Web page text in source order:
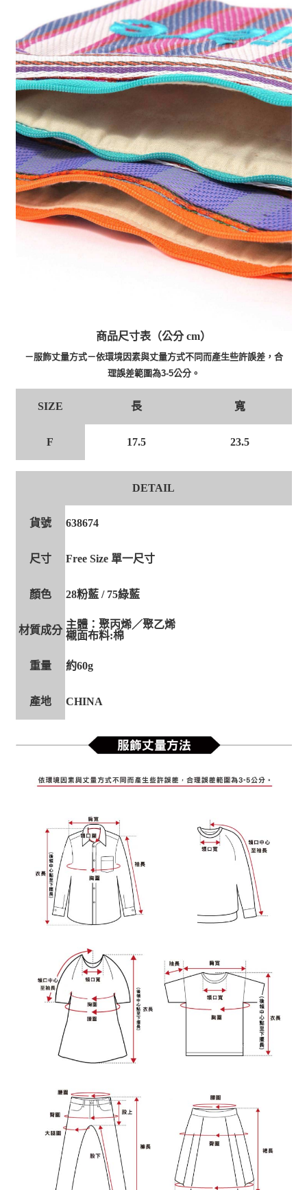
商品尺寸表（公分 cm）
－服飾丈量方式－依環境因素與丈量方式不同而產生些許誤差，合
理誤差範圍為3-5公分。
SIZE 長 寬
F 17.5 23.5
DETAIL
貨號 638674
尺寸 Free Size 單一尺寸
顏色 28粉藍 / 75綠藍
材質成分 主體：聚丙烯／聚乙烯
襯面布料:棉
重量 約60g
產地 CHINA